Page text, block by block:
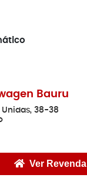
Bauru
38-38
Ver Revenda